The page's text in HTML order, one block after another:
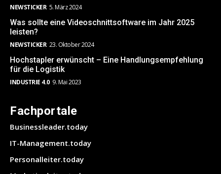
NEWSTICKER 5. März 2024
Was sollte eine Videoschnittsoftware im Jahr 2025
leisten?
NEWSTICKER 23. Oktober 2024
Hochstapler erwünscht – Eine Handlungsempfehlung
für die Logistik
INDUSTRIE 4.0 9. Mai 2023
Fachportale
Businessleader.today
IT-Management.today
Personalleiter.today